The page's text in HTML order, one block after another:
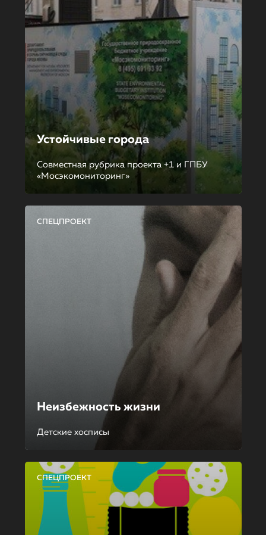
Устойчивые города
Совместная рубрика проекта +1 и ГПБУ
«Мосэкомониторинг»
СПЕЦПРОЕКТ
Неизбежность жизни
Детские хосписы
СПЕЦПРОЕКТ